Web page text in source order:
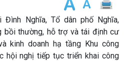
Đình Nghĩa, Tổ dân phố Nghĩa,
bồi thường, hỗ trợ và tái định cư
kinh doanh hạ tầng Khu công
hội nghị tiếp tục triển khai công